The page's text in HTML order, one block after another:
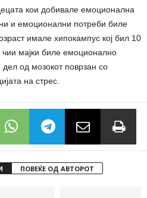
кои добивале емоционална
и емоционални потреби биле
имале хипокампус кој бил 10
мајки биле емоционално
од мозокот поврзан со
на стрес.
ПОВЕЌЕ ОД АВТОРОТ